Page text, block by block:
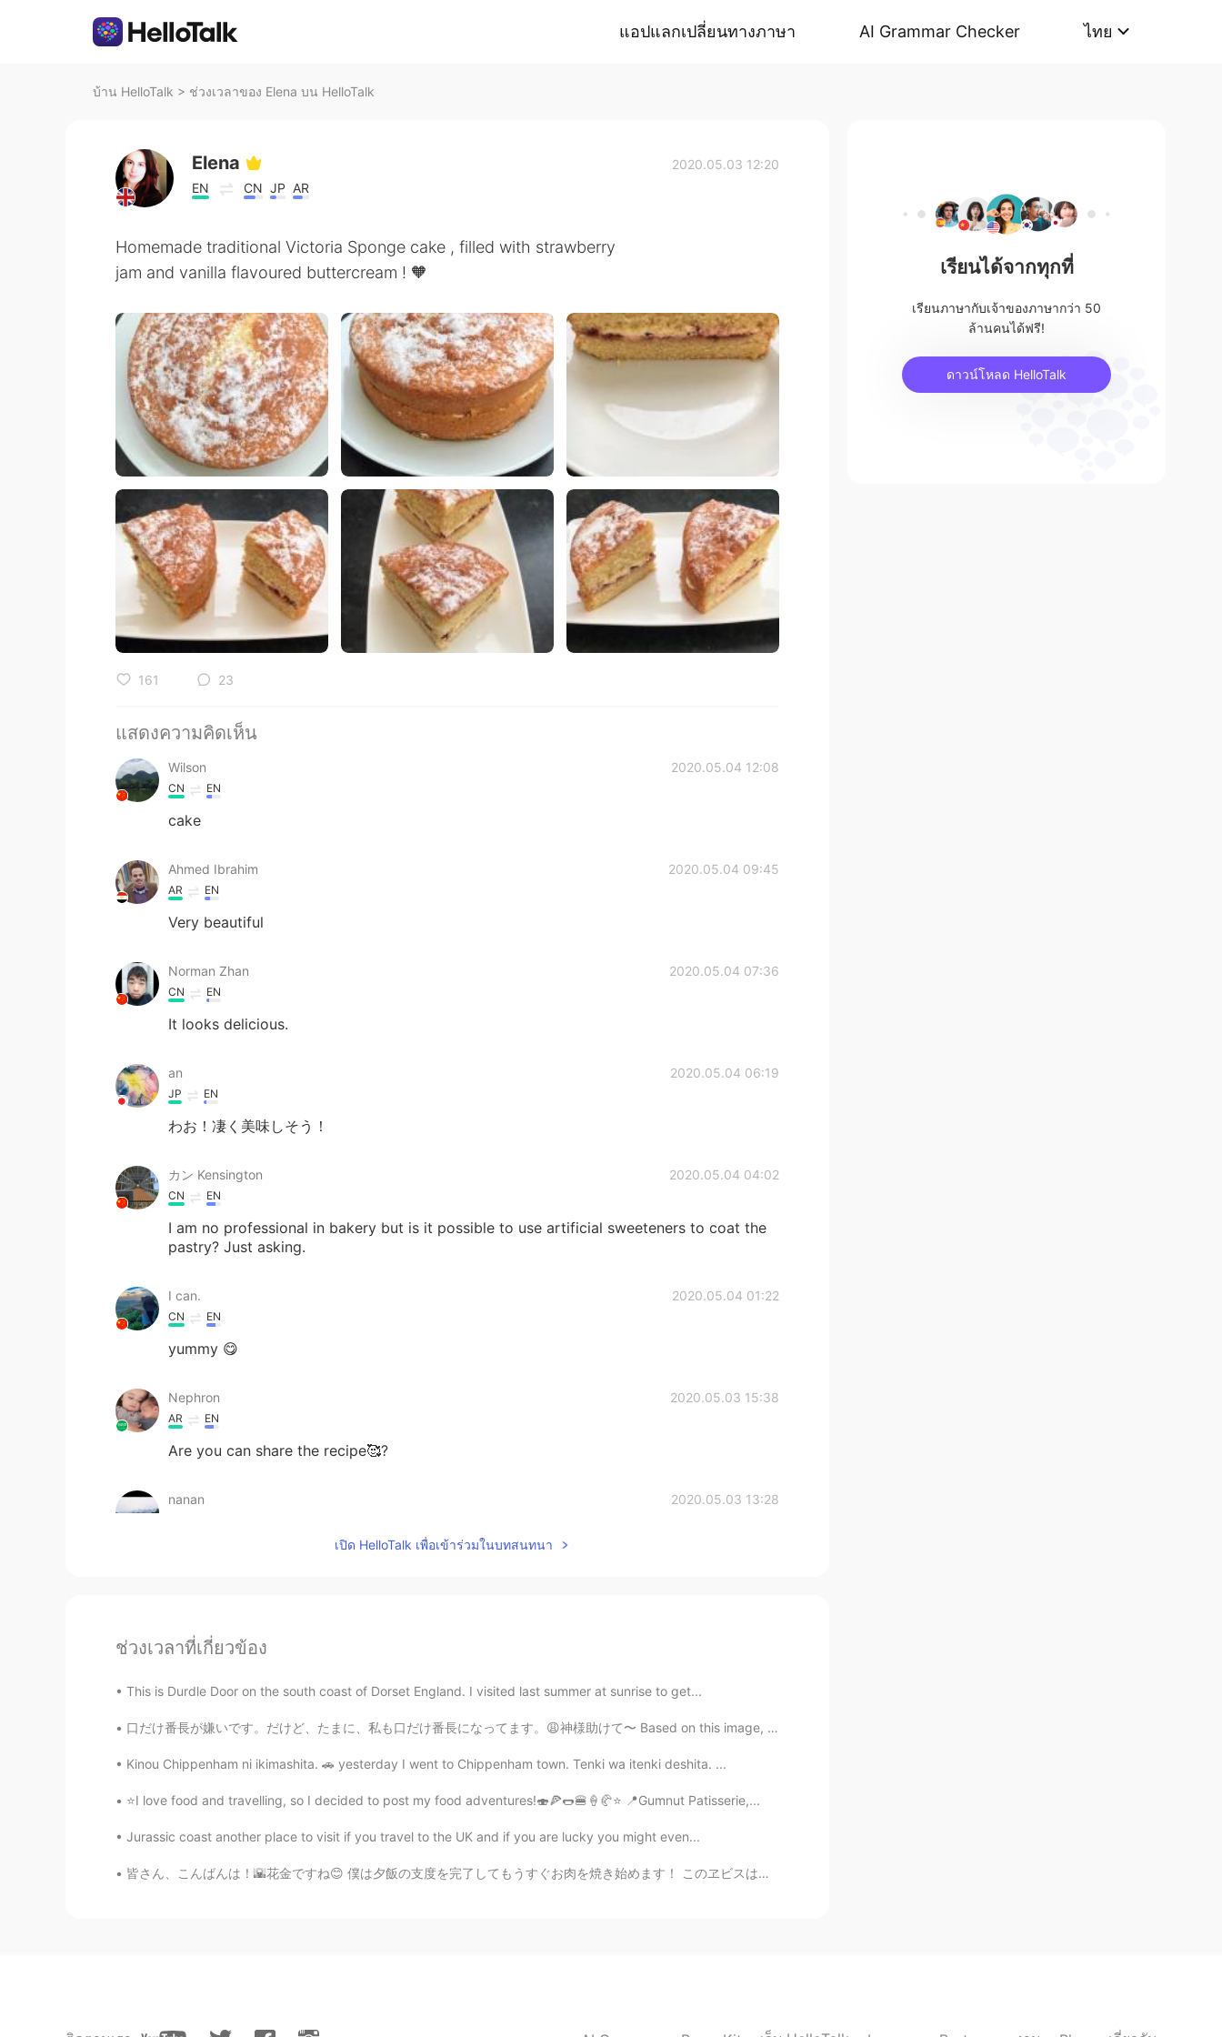
แอปแลกเปลี่ยนทางภาษา AI Grammar Checker ไทย
บ้าน HelloTalk > ช่วงเวลาของ Elena บน HelloTalk
Elena
EN CN JP AR
2020.05.03 12:20
Homemade traditional Victoria Sponge cake , filled with strawberry
jam and vanilla flavoured buttercream ! 🧡
161 23
แสดงความคิดเห็น
Wilson 2020.05.04 12:08
CN EN
cake
Ahmed Ibrahim 2020.05.04 09:45
AR EN
Very beautiful
Norman Zhan 2020.05.04 07:36
CN EN
It looks delicious.
an 2020.05.04 06:19
JP EN
わお！凄く美味しそう！
カン Kensington 2020.05.04 04:02
CN EN
I am no professional in bakery but is it possible to use artificial sweeteners to coat the
pastry? Just asking.
I can. 2020.05.04 01:22
CN EN
yummy 😋
Nephron 2020.05.03 15:38
AR EN
Are you can share the recipe🥰?
nanan 2020.05.03 13:28
I really want to eat after reading it
😂😂😂look these picture, i was remained the cake that i had failed to make.
2020.05.03 13:09
CN EN
上面撒的白色是什么啊
Clouds 2020.05.03 12:52
AR EN
เปิด HelloTalk เพื่อเข้าร่วมในบทสนทนา
ช่วงเวลาที่เกี่ยวข้อง
This is Durdle Door on the south coast of Dorset England. I visited last summer at sunrise to get...
口だけ番長が嫌いです。だけど、たまに、私も口だけ番長になってます。😩神様助けて〜 Based on this image, what English expression can you th...
Kinou Chippenham ni ikimashita. 🚗 yesterday I went to Chippenham town. Tenki wa itenki deshita. ...
⭐I love food and travelling, so I decided to post my food adventures!🍣🍕🌭🍔🍦🥐⭐ 📍Gumnut Patisserie,...
Jurassic coast another place to visit if you travel to the UK and if you are lucky you might even...
皆さん、こんばんは！🌇花金ですね😊 僕は夕飯の支度を完了してもうすぐお肉を焼き始めます！ このヱビスはヱビスの色々な種類の中で私の一番好きな味で、セブンしか売っていなさそうです！すぐ売り切れ...
เรียนได้จากทุกที่
เรียนภาษากับเจ้าของภาษากว่า 50
ล้านคนได้ฟรี!
ดาวน์โหลด HelloTalk